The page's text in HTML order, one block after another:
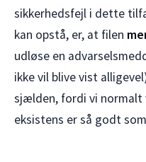
sikkerhedsfejl i dette
kan opstå, er, at filen
udløse en
ikke vil blive vist
sjælden, fordi vi normalt
eksistens er så godt